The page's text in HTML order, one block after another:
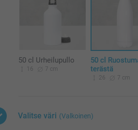
50 cl Urheilupullo
16 7 cm
50 cl
terästä
26 7 cm
Valitse väri (Valkoinen)